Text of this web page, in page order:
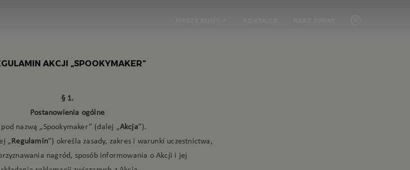
AKCJI „SPOOKYMAKER”
§ 1.
Postanowienia ogólne
nazwą „Spookymaker” (dalej „Akcja”).
„Regulamin”) określa zasady, zakres i warunki uczestnictwa,
nagród, sposób informowania o Akcji i jej